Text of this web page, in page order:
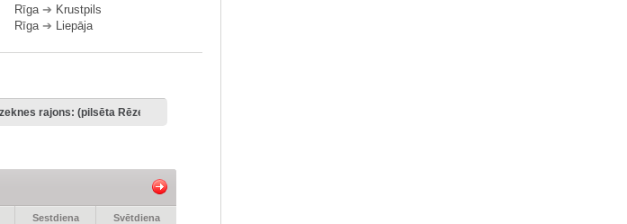
Rīga➔ Krustpils
Rīga➔ Liepāja
Sestdiena Svētdiena